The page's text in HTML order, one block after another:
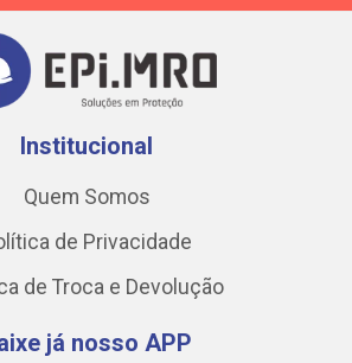
Institucional
Quem Somos
de Privacidade
de Troca e Devolução
já nosso APP